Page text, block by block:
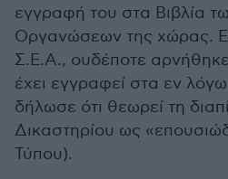
εγγραφή του στα Βιβλία
Οργανώσεων της χώρας.
Σ.Ε.Α., ουδέποτε αρνήθηκε
έχει εγγραφεί στα εν
δήλωσε ότι θεωρεί τη
Δικαστηρίου ως
Τύπου).